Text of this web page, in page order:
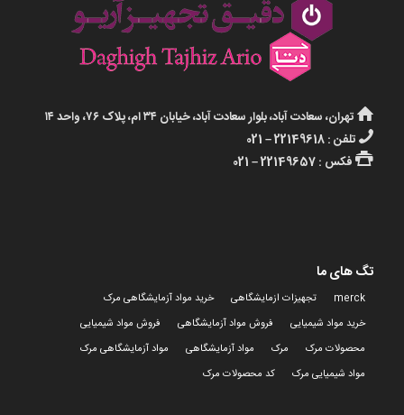
تهران، سعادت آباد، بلوار سعادت آباد، خیابان ۳۴ ام، پلاک ۷۶، واحد ۱۴
تلفن : 22149618 – 021
فکس : 22149657 – 021
تگ های ما
merck تجهیزات ازمایشگاهی
خرید مواد آزمایشگاهی مرک
خرید مواد شیمیایی
فروش مواد آزمایشگاهی
فروش مواد شیمیایی
محصولات مرک
مرک مواد آزمایشگاهی
مواد آزمایشگاهی مرک
مواد شیمیایی مرک
کد محصولات مرک